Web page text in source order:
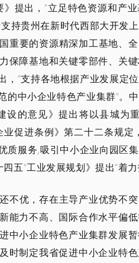
提出，“立足特色资源和产
持贵州在新时代西部大开发
重要的资源精深加工基地、
保障基地和关键零部件、关
，“支持各地根据产业发展定
中小企业特色产业集群”。
的意见》提出将以县城为
促进条例》第二十二条规定
质服务,吸引中小企业向园区
五”工业发展规划》提出“着力
不优，存在主导产业优势不
能力不高、国际合作水平偏
中小企业特色产业集群发展
制定我省促进中小企业特色